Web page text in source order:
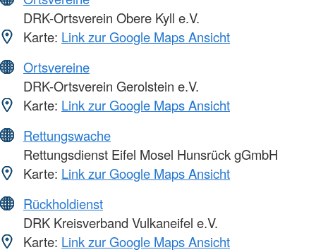
DRK-Ortsverein Obere Kyll e.V.
Karte: Link zur Google Maps Ansicht
Ortsvereine
DRK-Ortsverein Gerolstein e.V.
Karte: Link zur Google Maps Ansicht
Rettungswache
Rettungsdienst Eifel Mosel Hunsrück gGmbH
Karte: Link zur Google Maps Ansicht
Rückholdienst
DRK Kreisverband Vulkaneifel e.V.
Karte: Link zur Google Maps Ansicht